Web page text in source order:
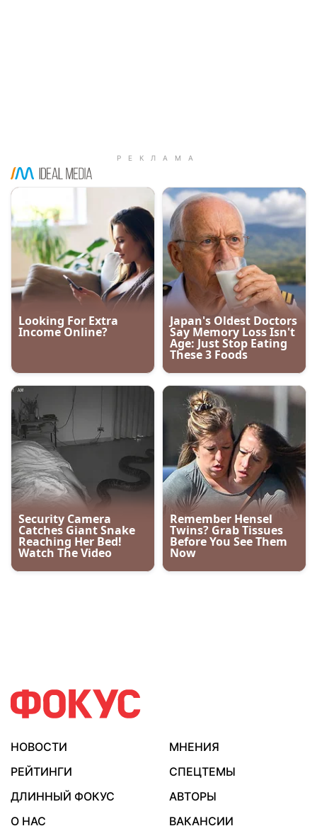
НОВОСТИ
МНЕНИЯ
РЕЙТИНГИ
СПЕЦТЕМЫ
ДЛИННЫЙ ФОКУС
АВТОРЫ
О НАС
ВАКАНСИИ